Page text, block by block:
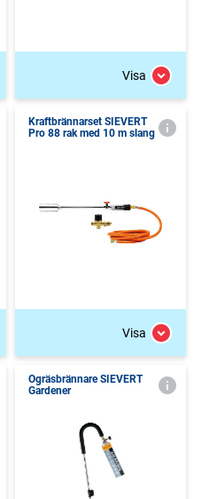
Visa
Kraftbrännarset SIEVERT
Pro 88 rak med 10 m slang
Visa
Ogräsbrännare SIEVERT
Gardener